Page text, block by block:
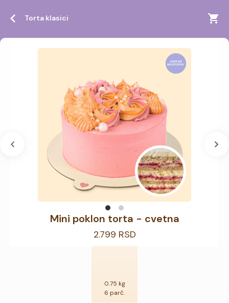
Torta klasici
Mini poklon torta - cvetna
2.799 RSD
0.75 kg
6 parč.